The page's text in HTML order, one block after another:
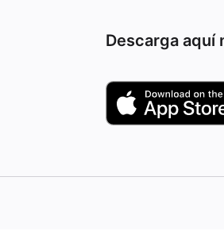
Descarga aquí